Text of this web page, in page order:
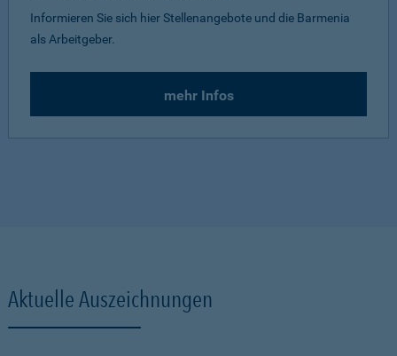
Informieren Sie sich hier Stellenangebote und die Barmenia
als Arbeitgeber.
mehr Infos
Aktuelle Auszeichnungen